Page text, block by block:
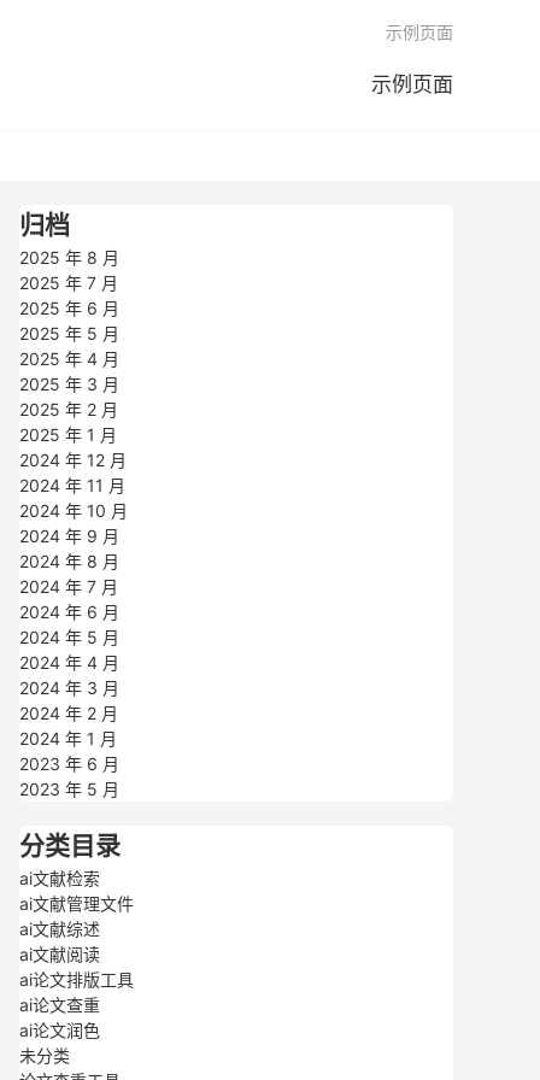
示例页面
示例页面
归档
2025 年 8 月
2025 年 7 月
2025 年 6 月
2025 年 5 月
2025 年 4 月
2025 年 3 月
2025 年 2 月
2025 年 1 月
2024 年 12 月
2024 年 11 月
2024 年 10 月
2024 年 9 月
2024 年 8 月
2024 年 7 月
2024 年 6 月
2024 年 5 月
2024 年 4 月
2024 年 3 月
2024 年 2 月
2024 年 1 月
2023 年 6 月
2023 年 5 月
分类目录
ai文献检索
ai文献管理文件
ai文献综述
ai文献阅读
ai论文排版工具
ai论文查重
ai论文润色
未分类